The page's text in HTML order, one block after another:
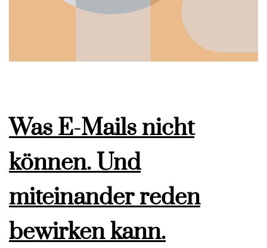
Was E-Mails nicht
können. Und
miteinander reden
bewirken kann.